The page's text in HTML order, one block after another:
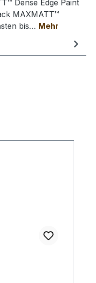
Dense Edge Paint
MAXMATT™
bis… Mehr